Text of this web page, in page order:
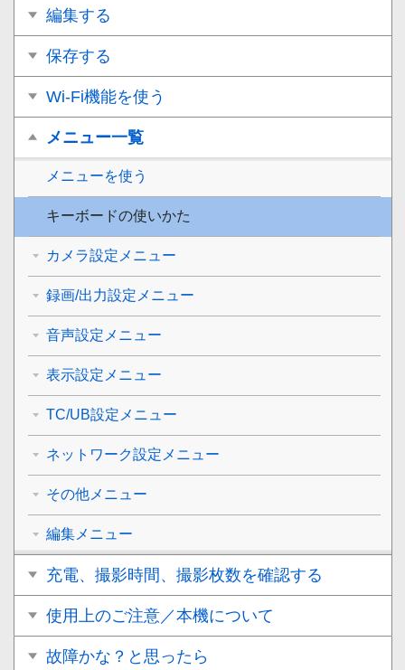
編集する
保存する
Wi-Fi機能を使う
メニュー一覧
メニューを使う
キーボードの使いかた
カメラ設定メニュー
録画/出力設定メニュー
音声設定メニュー
表示設定メニュー
TC/UB設定メニュー
ネットワーク設定メニュー
その他メニュー
編集メニュー
充電、撮影時間、撮影枚数を確認する
使用上のご注意／本機について
故障かな？と思ったら